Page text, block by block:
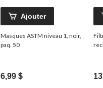
Ajouter
Masques ASTM niveau 1, noir,
paq. 50
6,99 $